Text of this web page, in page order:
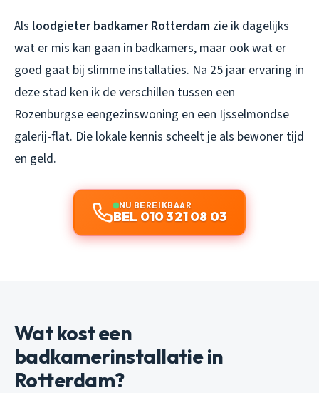
Als loodgieter badkamer Rotterdam zie ik dagelijks
wat er mis kan gaan in badkamers, maar ook wat er
goed gaat bij slimme installaties. Na 25 jaar ervaring in
deze stad ken ik de verschillen tussen een
Rozenburgse eengezinswoning en een Ijsselmondse
galerij-flat. Die lokale kennis scheelt je als bewoner tijd
en geld.
NU BEREIKBAAR
BEL 010 321 08 03
Wat kost een
badkamerinstallatie in
Rotterdam?